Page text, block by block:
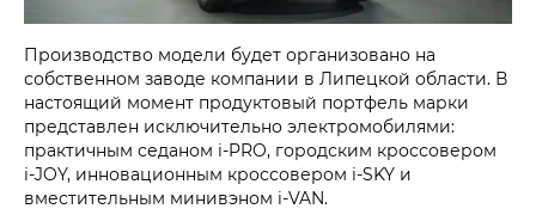
Производство модели будет организовано на
собственном заводе компании в Липецкой области. В
настоящий момент продуктовый портфель марки
представлен исключительно электромобилями:
практичным седаном i‑PRO, городским кроссовером
i‑JOY, инновационным кроссовером i‑SKY и
вместительным минивэном i‑VAN.